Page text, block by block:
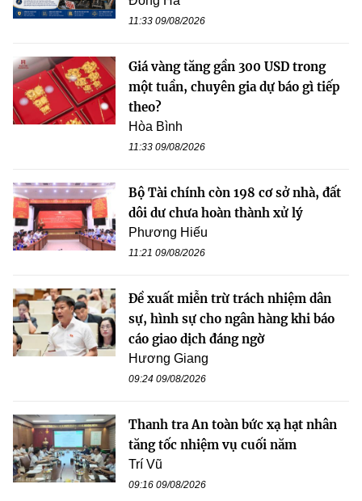
11:33 09/08/2026
Giá vàng tăng gần 300 USD trong
một tuần, chuyên gia dự báo gì tiếp
theo?
Hòa Bình
11:33 09/08/2026
Bộ Tài chính còn 198 cơ sở nhà, đất
dôi dư chưa hoàn thành xử lý
Phương Hiếu
11:21 09/08/2026
Đề xuất miễn trừ trách nhiệm dân
sự, hình sự cho ngân hàng khi báo
cáo giao dịch đáng ngờ
Hương Giang
09:24 09/08/2026
Thanh tra An toàn bức xạ hạt nhân
tăng tốc nhiệm vụ cuối năm
Trí Vũ
09:16 09/08/2026